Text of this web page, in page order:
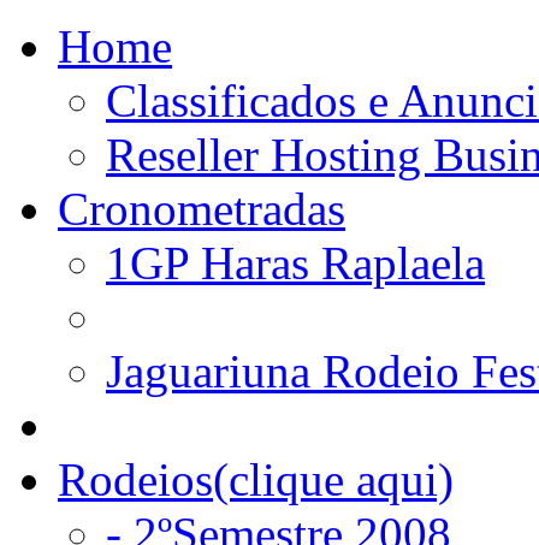
Home
Classificados e
Reseller Hosting
Cronometradas
1GP Haras Raplaela
Jaguariuna Rodeio
Rodeios(clique aqui)
- 2ºSemestre 2008